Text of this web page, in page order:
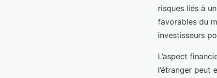
risques liés à
favorables du
investisseurs
L’aspect
l’étranger peut